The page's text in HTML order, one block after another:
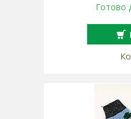
Готово